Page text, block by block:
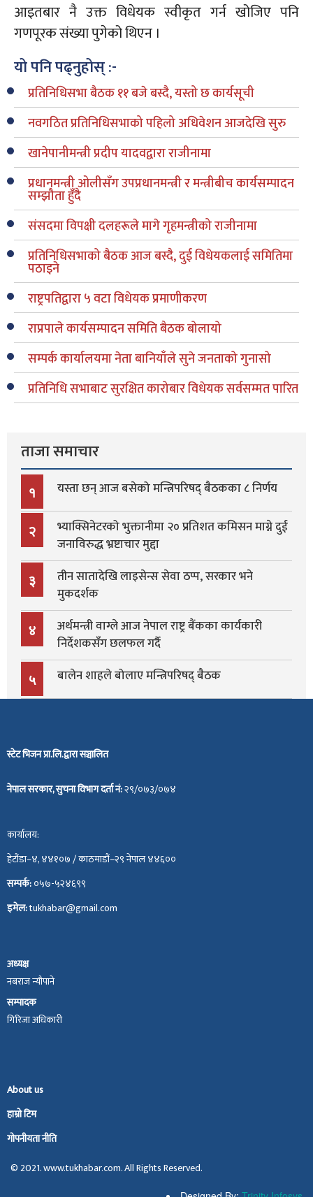
आइतबार नै उक्त विधेयक स्वीकृत गर्न खोजिए पनि
गणपूरक संख्या पुगेको थिएन ।
यो पनि पढ्नुहोस् :-
प्रतिनिधिसभा बैठक ११ बजे बस्दै, यस्तो छ कार्यसूची
नवगठित प्रतिनिधिसभाको पहिलो अधिवेशन आजदेखि सुरु
खानेपानीमन्त्री प्रदीप यादवद्वारा राजीनामा
प्रधानमन्त्री ओलीसँग उपप्रधानमन्त्री र मन्त्रीबीच कार्यसम्पादन
सम्झौता हुँदै
संसदमा विपक्षी दलहरूले मागे गृहमन्त्रीको राजीनामा
प्रतिनिधिसभाको बैठक आज बस्दै, दुई विधेयकलाई समितिमा
पठाइने
राष्ट्रपतिद्वारा ५ वटा विधेयक प्रमाणीकरण
राप्रपाले कार्यसम्पादन समिति बैठक बोलायो
सम्पर्क कार्यालयमा नेता बानियाँले सुने जनताको गुनासो
प्रतिनिधि सभाबाट सुरक्षित कारोबार विधेयक सर्वसम्मत पारित
ताजा समाचार
१ यस्ता छन् आज बसेको मन्त्रिपरिषद् बैठकका ८ निर्णय
२
भ्याक्सिनेटरको भुक्तानीमा २० प्रतिशत कमिसन माग्ने दुई
जनाविरुद्ध भ्रष्टाचार मुद्दा
३
तीन सातादेखि लाइसेन्स सेवा ठप्प, सरकार भने
मुकदर्शक
४
अर्थमन्त्री वाग्ले आज नेपाल राष्ट्र बैंकका कार्यकारी
निर्देशकसँग छलफल गर्दै
५ बालेन शाहले बोलाए मन्त्रिपरिषद् बैठक
स्टेट भिजन प्रा.लि.द्वारा सञ्चालित
नेपाल सरकार, सुचना विभाग दर्ता नं:२९/०७३/०७४
कार्यालय:
हेटौंडा–४, ४४१०७ / काठमाडौं–२९ नेपाल ४४६००
सम्पर्क:०५७-५२४६९९
इमेल:tukhabar@gmail.com
अध्यक्ष
नबराज न्यौपाने
सम्पादक
गिरिजा अधिकारी
About us
हाम्रो टिम
गोपनीयता नीति
© 2021. www.tukhabar.com. All Rights Reserved.